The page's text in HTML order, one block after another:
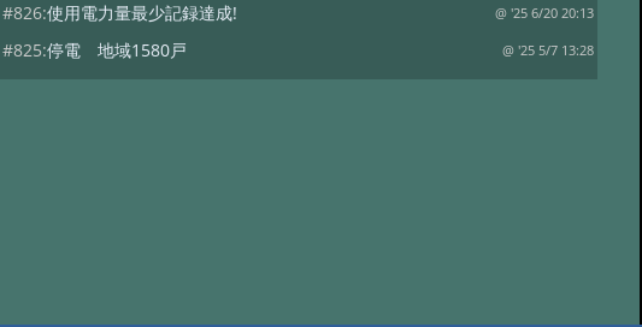
#826:使用電力量最少記録達成! @ '25 6/20 20:13
#825:停電 地域1580戸 @ '25 5/7 13:28
#824:移築のワイナリー